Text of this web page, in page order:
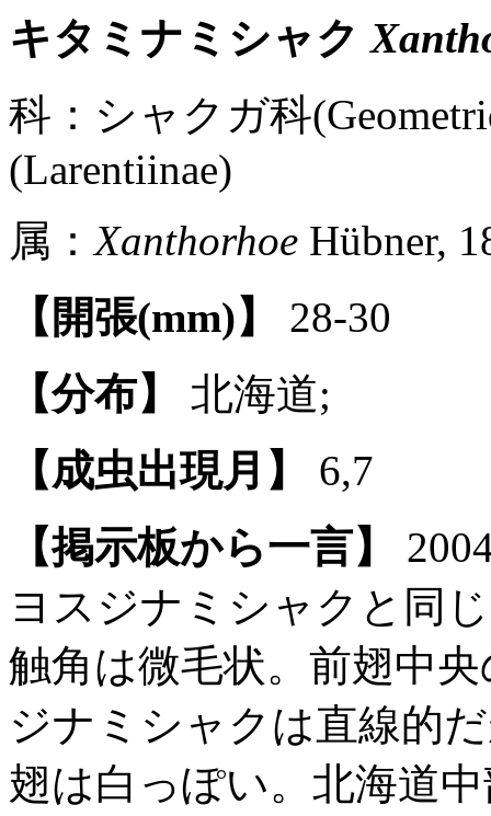
キタミナミシャク
科：シャクガ科
(Larentiinae)
属：Xanthorhoe Hübner,
【開張(mm)】
28-30
【分布】
北海道;
【成虫出現月】
6,7
【掲示板から一言】
ヨスジナミシャクと同
触角は微毛状。前翅中
ジナミシャクは直線的
翅は白っぽい。北海道